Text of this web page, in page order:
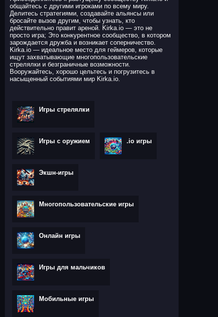
общайтесь с другими игроками по всему миру.
Делитесь стратегиями, создавайте альянсы или
бросайте вызов другим, чтобы узнать, кто
действительно правит ареной. Kirka.io — это не
просто игра; Это конкурентное сообщество, в котором
зарождается дружба и возникает соперничество.
Kirka.io — идеальное место для геймеров, которые
ищут захватывающие многопользовательские
стрелялки и безграничные возможности.
Вооружайтесь, хорошо цельтесь и погрузитесь в
насыщенный событиями мир Kirka.io.
Игры стрелялки
Игры с оружием .io игры
Экшн-игры
Многопользовательские игры
Онлайн игры
Игры для мальчиков
Мобильные игры